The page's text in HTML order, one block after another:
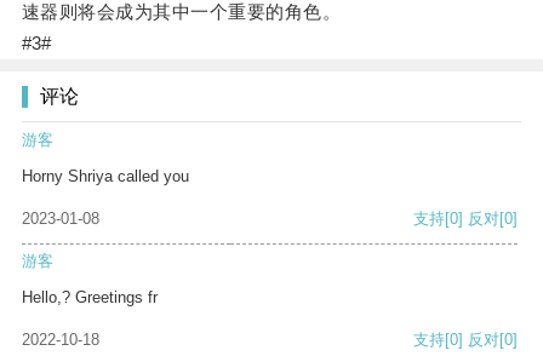
速器则将会成为其中一个重要的角色。
#3#
评论
游客
Horny Shriya called you
2023-01-08 支持[0] 反对[0]
游客
Hello,? Greetings fr
2022-10-18 支持[0] 反对[0]